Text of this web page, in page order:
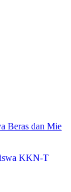
Beras dan Mie